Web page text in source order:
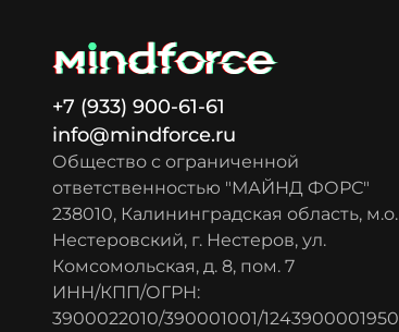
+7 (933) 900-61-61
info@mindforce.ru
Общество с ограниченной
ответственностью "МАЙНД ФОРС"
238010, Калининградская область, м.о.
Нестеровский, г. Нестеров, ул.
Комсомольская, д. 8, пом. 7
ИНН/КПП/ОГРН:
3900022010/390001001/1243900001950